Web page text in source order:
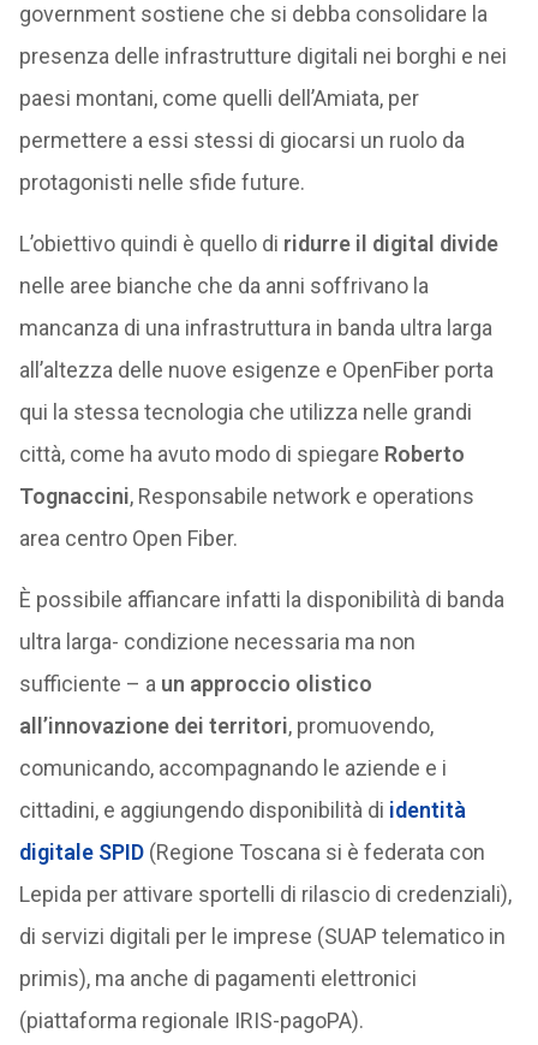
government sostiene che si debba consolidare la
presenza delle infrastrutture digitali nei borghi e nei
paesi montani, come quelli dell’Amiata, per
permettere a essi stessi di giocarsi un ruolo da
protagonisti nelle sfide future.
L’obiettivo quindi è quello di ridurre il digital divide
nelle aree bianche che da anni soffrivano la
mancanza di una infrastruttura in banda ultra larga
all’altezza delle nuove esigenze e OpenFiber porta
qui la stessa tecnologia che utilizza nelle grandi
città, come ha avuto modo di spiegare Roberto
Tognaccini, Responsabile network e operations
area centro Open Fiber.
È possibile affiancare infatti la disponibilità di banda
ultra larga- condizione necessaria ma non
sufficiente – a un approccio olistico
all’innovazione dei territori, promuovendo,
comunicando, accompagnando le aziende e i
cittadini, e aggiungendo disponibilità di identità
digitale SPID (Regione Toscana si è federata con
Lepida per attivare sportelli di rilascio di credenziali),
di servizi digitali per le imprese (SUAP telematico in
primis), ma anche di pagamenti elettronici
(piattaforma regionale IRIS-pagoPA).